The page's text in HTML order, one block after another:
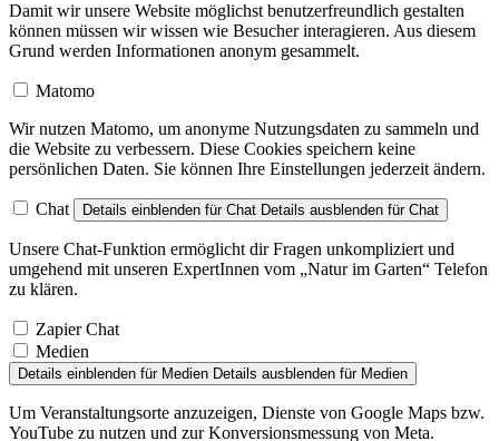
Damit wir unsere Website möglichst benutzerfreundlich gestalten
können müssen wir wissen wie Besucher interagieren. Aus diesem
Grund werden Informationen anonym gesammelt.
Matomo
Wir nutzen Matomo, um anonyme Nutzungsdaten zu sammeln und
die Website zu verbessern. Diese Cookies speichern keine
persönlichen Daten. Sie können Ihre Einstellungen jederzeit ändern.
Chat Details einblenden für Chat Details ausblenden für Chat
Unsere Chat-Funktion ermöglicht dir Fragen unkompliziert und
umgehend mit unseren ExpertInnen vom „Natur im Garten“ Telefon
zu klären.
Zapier Chat
Medien
Details einblenden für Medien Details ausblenden für Medien
Um Veranstaltungsorte anzuzeigen, Dienste von Google Maps bzw.
YouTube zu nutzen und zur Konversionsmessung von Meta.